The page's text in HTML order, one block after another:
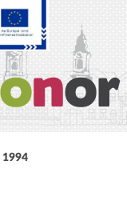
1994